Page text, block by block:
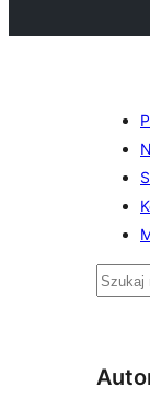
Szukaj